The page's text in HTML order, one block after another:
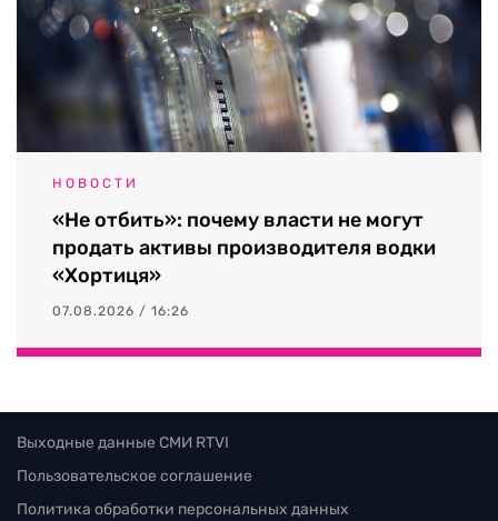
НОВОСТИ
«Не отбить»: почему власти не могут
продать активы производителя водки
«Хортиця»
07.08.2026 / 16:26
Выходные данные СМИ RTVI
Пользовательское соглашение
Политика обработки персональных данных